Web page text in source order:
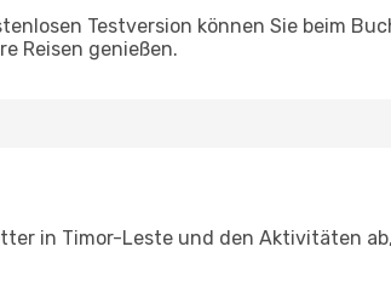
Testversion können Sie beim
Reisen genießen.
in Timor-Leste und den Aktivitäten